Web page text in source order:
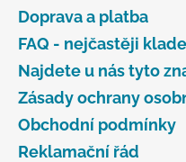
Doprava a platba
FAQ - nejčastěji
Najdete u nás tyto
Zásady ochrany
Obchodní podmínky
Reklamační řád